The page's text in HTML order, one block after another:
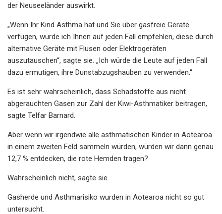
der Neuseeländer auswirkt.
„Wenn Ihr Kind Asthma hat und Sie über gasfreie Geräte
verfügen, würde ich Ihnen auf jeden Fall empfehlen, diese durch
alternative Geräte mit Flusen oder Elektrogeräten
auszutauschen“, sagte sie. „Ich würde die Leute auf jeden Fall
dazu ermutigen, ihre Dunstabzugshauben zu verwenden.“
Es ist sehr wahrscheinlich, dass Schadstoffe aus nicht
abgerauchten Gasen zur Zahl der Kiwi-Asthmatiker beitragen,
sagte Telfar Barnard.
Aber wenn wir irgendwie alle asthmatischen Kinder in Aotearoa
in einem zweiten Feld sammeln würden, würden wir dann genau
12,7 % entdecken, die rote Hemden tragen?
Wahrscheinlich nicht, sagte sie.
Gasherde und Asthmarisiko wurden in Aotearoa nicht so gut
untersucht.